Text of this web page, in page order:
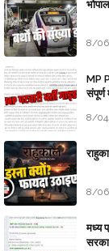
8/
MP
संपूर्ण
8/
8/
मध्य